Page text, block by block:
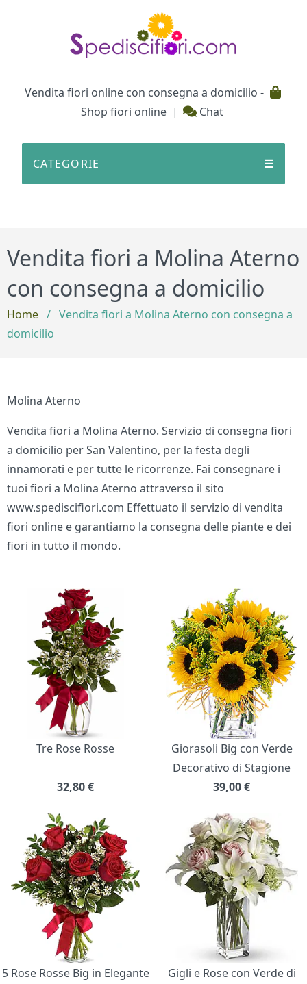
Vendita fiori online con consegna a domicilio -
Shop fiori online | Chat
CATEGORIE ☰
Vendita fiori a Molina Aterno
con consegna a domicilio
Home / Vendita fiori a Molina Aterno con consegna a
domicilio
Molina Aterno
Vendita fiori a Molina Aterno. Servizio di consegna fiori
a domicilio per San Valentino, per la festa degli
innamorati e per tutte le ricorrenze. Fai consegnare i
tuoi fiori a Molina Aterno attraverso il sito
www.spediscifiori.com Effettuato il servizio di vendita
fiori online e garantiamo la consegna delle piante e dei
fiori in tutto il mondo.
Bouquet di fiori
Tre Rose Rosse
32,80€
Giorasoli Big con Verde
Decorativo di Stagione
39,00€
5 Rose Rosse Big in Elegante
Gigli e Rose con Verde di